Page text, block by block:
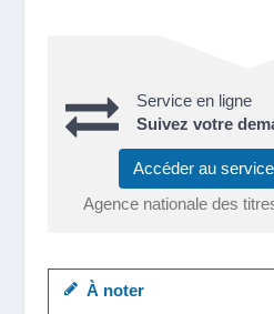
Service en ligne
Suivez votre
Accéder au
Agence nationale des
À noter